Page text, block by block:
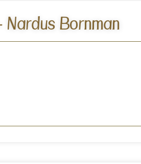
Bornman